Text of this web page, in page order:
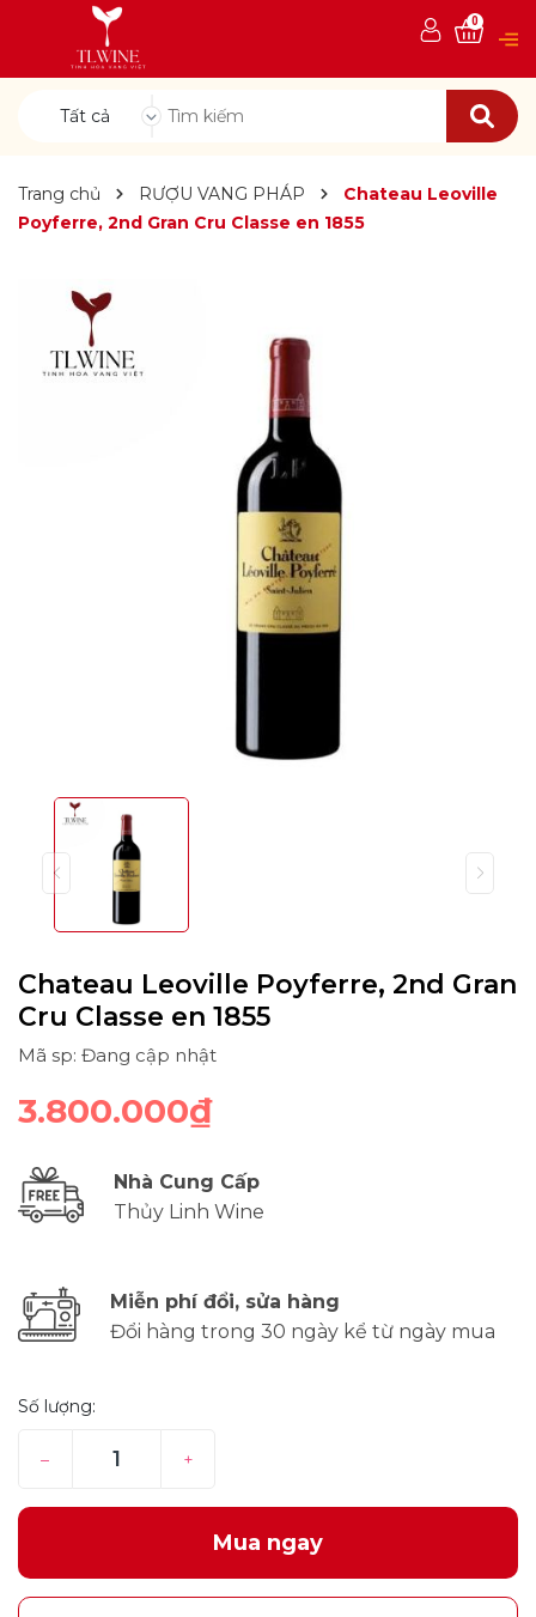
Tất cả
0
Trang chủ RƯỢU VANG PHÁP
Chateau Leoville
Poyferre, 2nd Gran Cru Classe en 1855
Chateau Leoville Poyferre, 2nd Gran
Cru Classe en 1855
Mã sp: Đang cập nhật
3.800.000₫
Nhà Cung Cấp
Thủy Linh Wine
Miễn phí đổi, sửa hàng
Đổi hàng trong 30 ngày kể từ ngày mua
Số lượng:
– +
Mua ngay